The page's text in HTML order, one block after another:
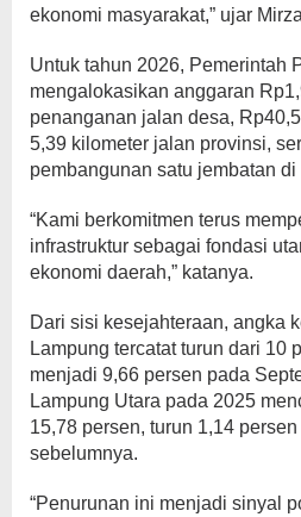
ekonomi masyarakat,” ujar
Untuk tahun 2026, Pemerintah
mengalokasikan anggaran
penanganan jalan desa,
5,39 kilometer jalan provinsi,
pembangunan satu jembatan
“Kami berkomitmen terus
infrastruktur sebagai fondasi
ekonomi daerah,” katanya.
Dari sisi kesejahteraan, angka
Lampung tercatat turun dari 10
menjadi 9,66 persen pada
Lampung Utara pada 2025
15,78 persen, turun 1,14
sebelumnya.
“Penurunan ini menjadi sinyal